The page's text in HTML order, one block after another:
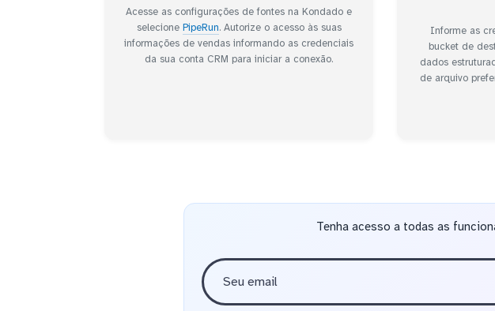
Acesse as configurações de fontes na Kondado e
selecione PipeRun. Autorize o acesso às suas
informações de vendas informando as credenciais
da sua conta CRM para iniciar a conexão.
Informe as
bucket de
dados
de arquivo
Tenha acesso a todas as